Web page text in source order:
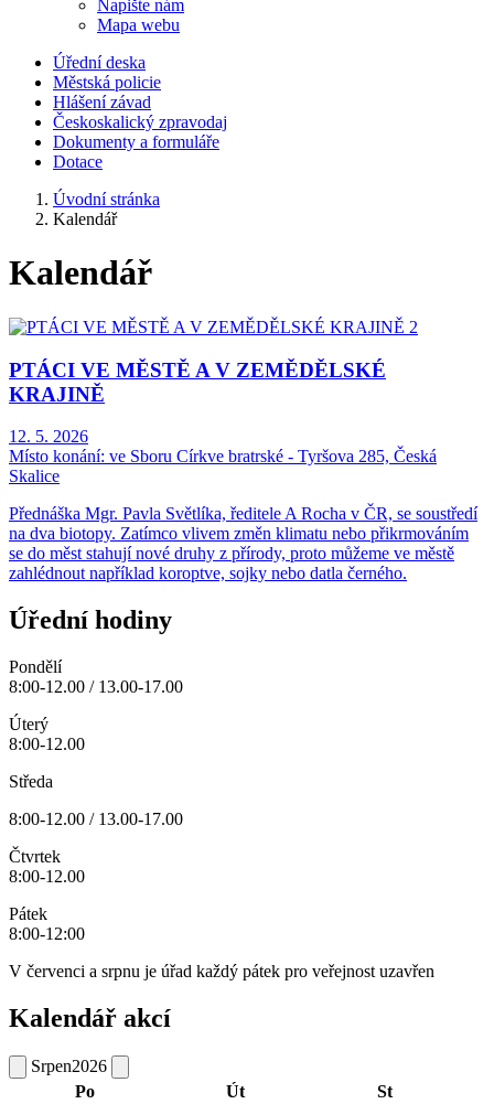
Napište nám
Mapa webu
Úřední deska
Městská policie
Hlášení závad
Českoskalický zpravodaj
Dokumenty a formuláře
Dotace
Úvodní stránka
Kalendář
Kalendář
PTÁCI VE MĚSTĚ A V ZEMĚDĚLSKÉ
KRAJINĚ
12. 5. 2026
Místo konání: ve Sboru Církve bratrské - Tyršova 285, Česká
Skalice
Přednáška Mgr. Pavla Světlíka, ředitele A Rocha v ČR, se soustředí
na dva biotopy. Zatímco vlivem změn klimatu nebo přikrmováním
se do měst stahují nové druhy z přírody, proto můžeme ve městě
zahlédnout například koroptve, sojky nebo datla černého.
Úřední hodiny
Pondělí
8:00-12.00 / 13.00-17.00
Úterý
8:00-12.00
Středa
8:00-12.00 / 13.00-17.00
Čtvrtek
8:00-12.00
Pátek
8:00-12:00
V červenci a srpnu je úřad každý pátek pro veřejnost uzavřen
Kalendář akcí
Srpen2026
Po
Út
St